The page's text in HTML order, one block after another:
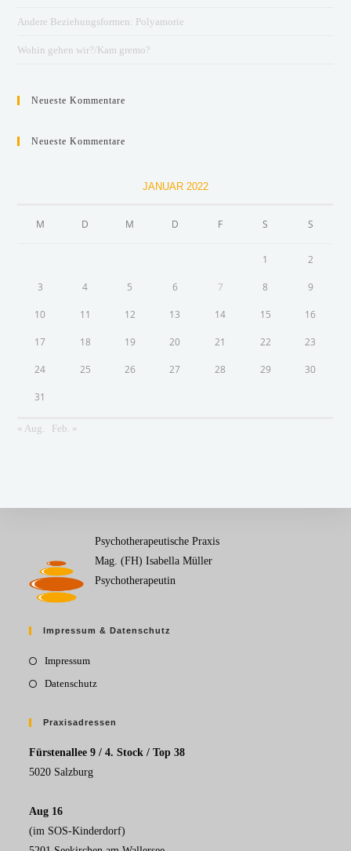
Andere Beziehungsformen: Polyamorie
Wohin gehen wir?/Kam gremo?
Neueste Kommentare
Neueste Kommentare
JANUAR 2022
M D M D F S S
1 2
3 4 5 6 7 8 9
10 11 12 13 14 15 16
17 18 19 20 21 22 23
24 25 26 27 28 29 30
31
« Aug. Feb. »
Psychotherapeutische Praxis
Mag. (FH) Isabella Müller
Psychotherapeutin
Impressum & Datenschutz
Impressum
Datenschutz
Praxisadressen
Fürstenallee 9 / 4. Stock / Top 38
5020 Salzburg
Aug 16
(im SOS-Kinderdorf)